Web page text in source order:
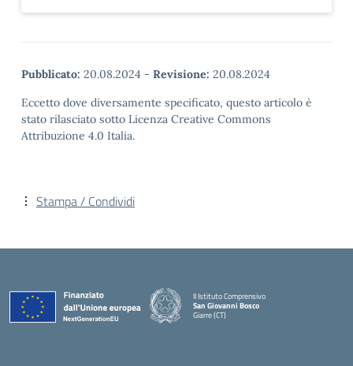
Pubblicato: 20.08.2024 - Revisione: 20.08.2024
Eccetto dove diversamente specificato, questo articolo è
stato rilasciato sotto Licenza Creative Commons
Attribuzione 4.0 Italia.
Stampa / Condividi
II Istituto Comprensivo
San Giovanni Bosco
Giarre (CT)